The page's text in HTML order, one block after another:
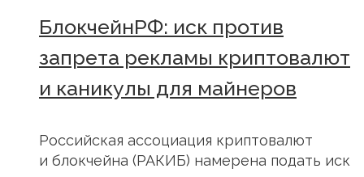
БлокчейнРФ: иск против
запрета рекламы криптовалют
и каникулы для майнеров
Российская ассоциация криптовалют
и блокчейна (РАКИБ) намерена подать иск